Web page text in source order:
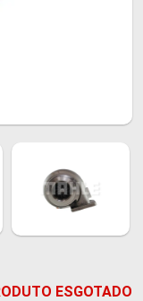
ESGOTADO